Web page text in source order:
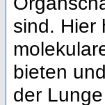
sind. Hier
bieten
der